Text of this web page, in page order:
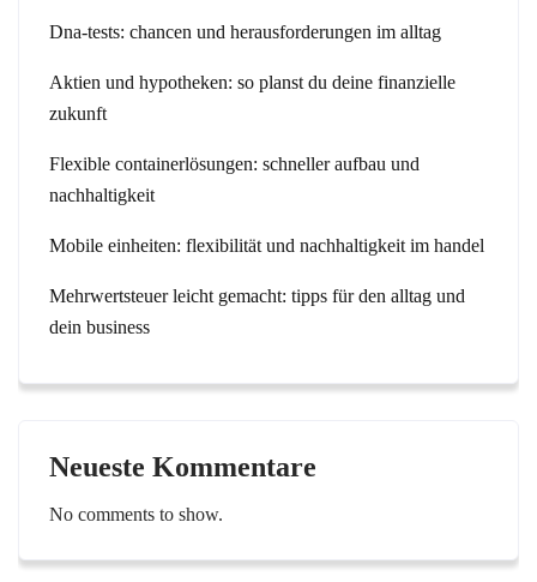
Dna-tests: chancen und herausforderungen im alltag
Aktien und hypotheken: so planst du deine finanzielle
zukunft
Flexible containerlösungen: schneller aufbau und
nachhaltigkeit
Mobile einheiten: flexibilität und nachhaltigkeit im handel
Mehrwertsteuer leicht gemacht: tipps für den alltag und
dein business
Neueste Kommentare
No comments to show.